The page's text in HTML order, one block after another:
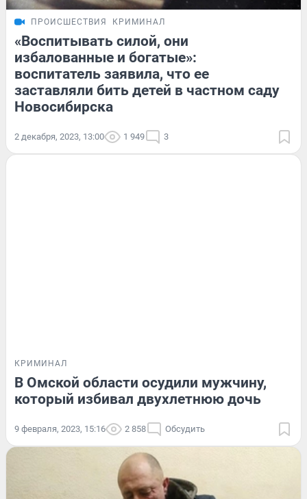
ПРОИСШЕСТВИЯ КРИМИНАЛ
«Воспитывать силой, они
избалованные и богатые»:
воспитатель заявила, что ее
заставляли бить детей в частном саду
Новосибирска
2 декабря, 2023, 13:00 1 949 3
КРИМИНАЛ
В Омской области осудили мужчину,
который избивал двухлетнюю дочь
9 февраля, 2023, 15:16 2 858 Обсудить